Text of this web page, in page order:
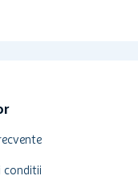
conditii